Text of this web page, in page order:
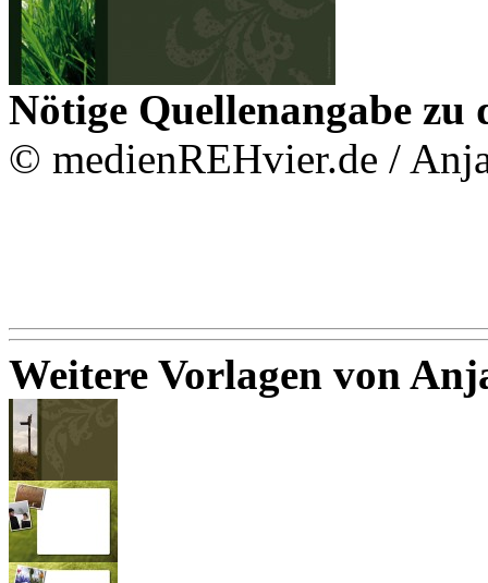
Nötige Quellenangabe zu
© medienREHvier.de /
Weitere Vorlagen von